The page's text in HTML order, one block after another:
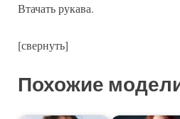
Втачать рукава.
[свернуть]
Похожие